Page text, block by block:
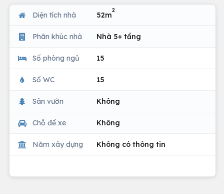
Diện tích nhà 52m
2
Phân khúc nhà Nhà 5+ tầng
Số phòng ngủ 15
Số WC 15
Sân vườn Không
Chỗ để xe Không
Năm xây dựng Không có thông tin